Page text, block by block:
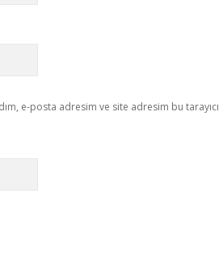
e-posta adresim ve site adresim bu